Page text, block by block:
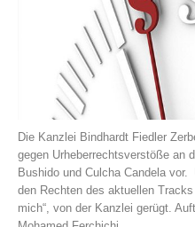
Die Kanzlei Bindhardt Fiedler
gegen Urheberrechtsverstöße an
Bushido und Culcha Candela vor.
den Rechten des aktuellen
mich“, von der Kanzlei gerügt.